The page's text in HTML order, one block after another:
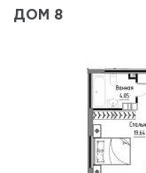
ДОМ 8